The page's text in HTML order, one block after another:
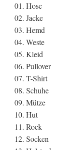
01. Hose
02. Jacke
03. Hemd
04. Weste
05. Kleid
06. Pullover
07. T-Shirt
08. Schuhe
09. Mütze
10. Hut
11. Rock
12. Socken